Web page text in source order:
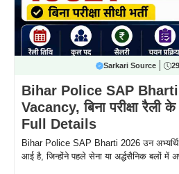
Sarkari Source
Bihar Police SAP
Vacancy, बिना परीक्षा रैली के
Full Details
Bihar Police SAP Bharti 2026 उन
आई है, जिन्होंने पहले सेना या अर्द्धसैनिक बलों में